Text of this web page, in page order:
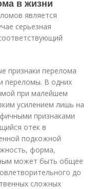
в жизни
является
серьезная
признаки перелома
переломы. В одних
при малейшем
усилением лишь на
признаками
отек в
подкожной
форма,
может быть общее
до
сложных